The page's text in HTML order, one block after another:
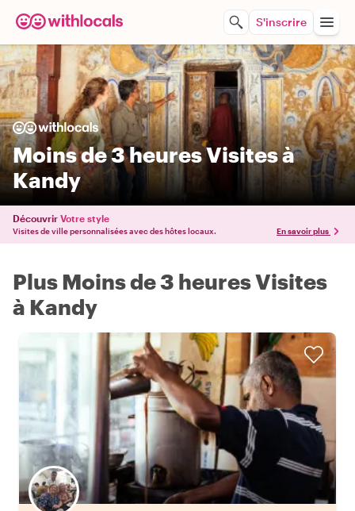
S'inscrire
Moins de 3 heures Visites à
Kandy
Découvrir Votre style
Visites de ville personnalisées avec des hôtes locaux. En savoir plus
Plus Moins de 3 heures Visites
à Kandy